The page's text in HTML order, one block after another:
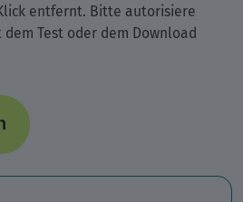
entfernt. Bitte autorisiere
Test oder dem Download